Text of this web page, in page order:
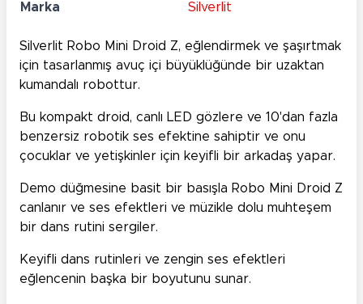
Marka Silverlit
Silverlit Robo Mini Droid Z, eğlendirmek ve şaşırtmak
için tasarlanmış avuç içi büyüklüğünde bir uzaktan
kumandalı robottur.
Bu kompakt droid, canlı LED gözlere ve 10'dan fazla
benzersiz robotik ses efektine sahiptir ve onu
çocuklar ve yetişkinler için keyifli bir arkadaş yapar.
Demo düğmesine basit bir basışla Robo Mini Droid Z
canlanır ve ses efektleri ve müzikle dolu muhteşem
bir dans rutini sergiler.
Keyifli dans rutinleri ve zengin ses efektleri
eğlencenin başka bir boyutunu sunar.